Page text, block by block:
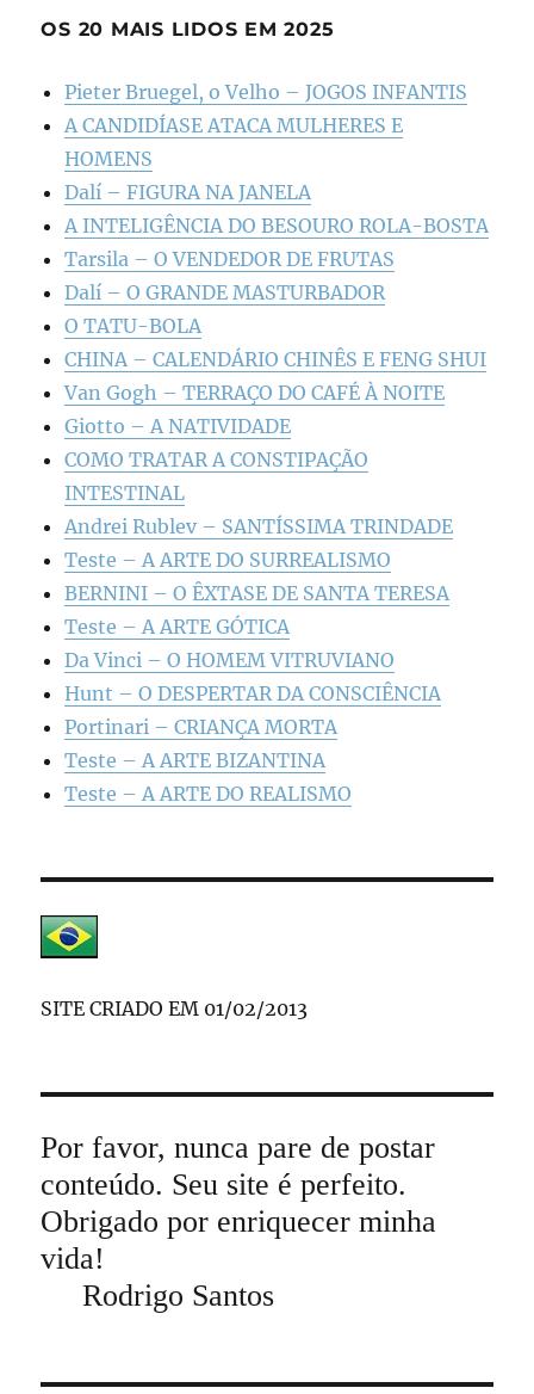
OS 20 MAIS LIDOS EM 2025
Pieter Bruegel, o Velho – JOGOS INFANTIS
A CANDIDÍASE ATACA MULHERES E
HOMENS
Dalí – FIGURA NA JANELA
A INTELIGÊNCIA DO BESOURO ROLA-BOSTA
Tarsila – O VENDEDOR DE FRUTAS
Dalí – O GRANDE MASTURBADOR
O TATU-BOLA
CHINA – CALENDÁRIO CHINÊS E FENG SHUI
Van Gogh – TERRAÇO DO CAFÉ À NOITE
Giotto – A NATIVIDADE
COMO TRATAR A CONSTIPAÇÃO
INTESTINAL
Andrei Rublev – SANTÍSSIMA TRINDADE
Teste – A ARTE DO SURREALISMO
BERNINI – O ÊXTASE DE SANTA TERESA
Teste – A ARTE GÓTICA
Da Vinci – O HOMEM VITRUVIANO
Hunt – O DESPERTAR DA CONSCIÊNCIA
Portinari – CRIANÇA MORTA
Teste – A ARTE BIZANTINA
Teste – A ARTE DO REALISMO
SITE CRIADO EM 01/02/2013
Por favor, nunca pare de postar
conteúdo. Seu site é perfeito.
Obrigado por enriquecer minha
vida!
Rodrigo Santos